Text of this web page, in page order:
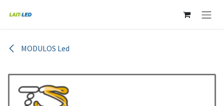
MODULOS Led